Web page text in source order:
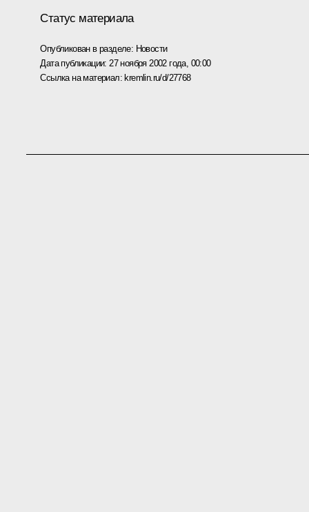
Статус материала
Опубликован в разделе: Новости
Дата публикации: 27 ноября 2002 года, 00:00
Ссылка на материал:kremlin.ru/d/27768